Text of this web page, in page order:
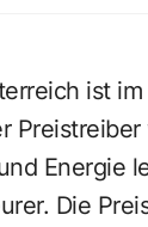
ist
Energie
Die